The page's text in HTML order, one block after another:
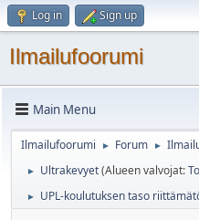
Log in Sign up
Ilmailufoorumi
Main Menu
Ilmailufoorumi ► Forum ►
► Ultrakevyet(Alueen valvojat:
► UPL-koulutuksen taso